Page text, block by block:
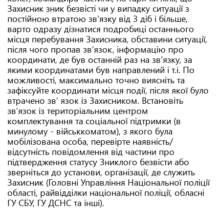
Захисник зник безвісті чи у випадку ситуації з
постійною втратою зв'язку від 3 діб і більше,
варто одразу дізнатися подробиці останнього
місця перебування Захисника, обставини ситуації,
після чого пропав зв’язок, інформацію про
координати, де був останній раз на зв'язку, за
якими координатами був направлений і т.і. По
можливості, максимально точно виясніть та
зафіксуйте координати місця події, після якої було
втрачено зв’ язок із Захисником. Встановіть
зв’язок із територіальним центром
комплектування та соціальної підтримки (в
минулому - військкоматом), з якого була
мобілізована особа, перевірте наявність/
відсутність повідомлення від частини про
підтвердження статусу Зниклого безвісти або
зверніться до установи, організації, де служить
Захисник (Головні Управління Національної поліції
області, райвідділки національної поліції, обласні
ГУ СБУ, ГУ ДСНС та інші).